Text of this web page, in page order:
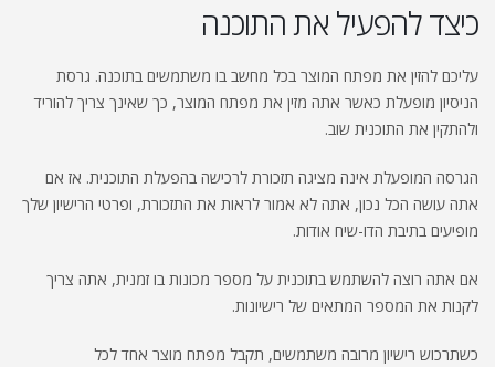
כיצד להפעיל את התוכנה
עליכם להזין את מפתח המוצר בכל מחשב בו משתמשים בתוכנה. גרסת
הניסיון מופעלת כאשר אתה מזין את מפתח המוצר, כך שאינך צריך להוריד
ולהתקין את התוכנית שוב.
הגרסה המופעלת אינה מציגה תזכורת לרכישה בהפעלת התוכנית. אז אם
אתה עושה הכל נכון, אתה לא אמור לראות את התזכורת, ופרטי הרישיון שלך
מופיעים בתיבת הדו-שיח אודות.
אם אתה רוצה להשתמש בתוכנית על מספר מכונות בו זמנית, אתה צריך
לקנות את המספר המתאים של רישיונות.
כשתרכוש רישיון מרובה משתמשים, תקבל מפתח מוצר אחד לכל